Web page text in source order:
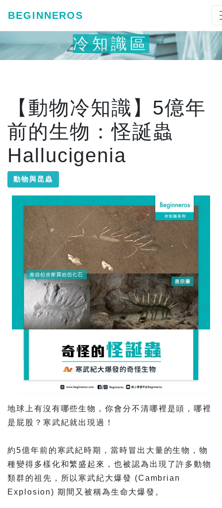
BEGINNEROS
冷知識區
【動物冷知識】5億年
前的生物：怪誕蟲
Hallucigenia
動物與昆蟲
地球上有沒有哪些生物，你會分不清哪裡是頭，哪裡
是屁股？寒武紀就出現過！
約5億年前的寒武紀時期，當時冒出大量的生物，物
種變得多樣化和繁盛起來，也被認為出現了許多動物
類群的祖先，所以寒武紀大爆發 (Cambrian
Explosion) 期間又被稱為生命大爆發。